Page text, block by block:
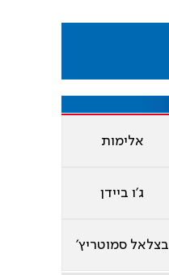
אלימות
ג'ו ביידן
בצלאל סמוטריץ'